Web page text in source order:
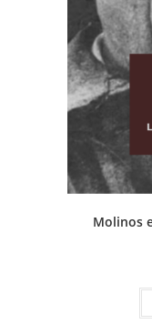
Molinos